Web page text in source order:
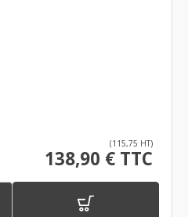
(115,75 HT)
138,90 € TTC